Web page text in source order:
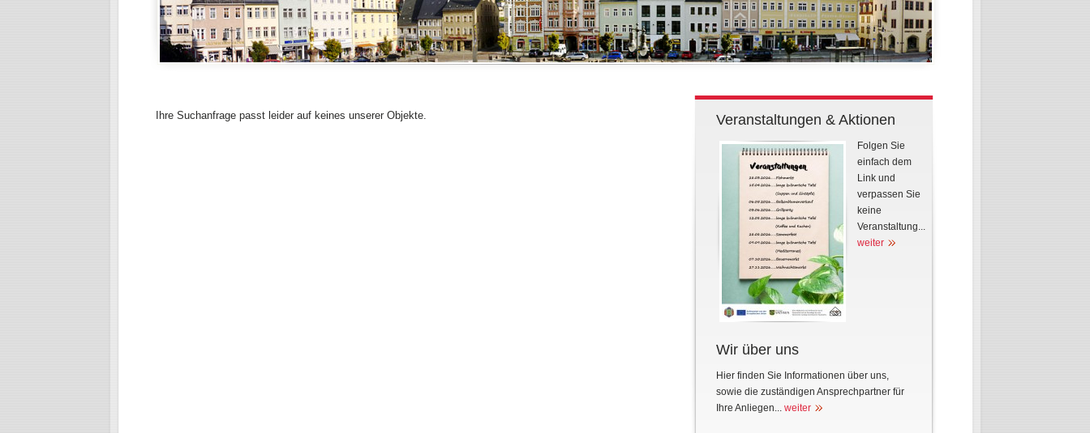
Ihre Suchanfrage passt leider auf keines unserer Objekte. Veranstaltungen & Aktionen
Folgen Sie
einfach dem
Link und
verpassen Sie
keine
Veranstaltung...
weiter
Wir über uns
Hier finden Sie Informationen über uns,
sowie die zuständigen Ansprechpartner für
Ihre Anliegen... weiter